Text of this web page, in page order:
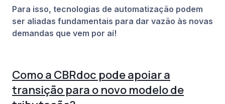
Para isso, tecnologias de automatização podem
ser aliadas fundamentais para dar vazão às novas
demandas que vem por aí!
Como a CBRdoc pode apoiar a
transição para o novo modelo de